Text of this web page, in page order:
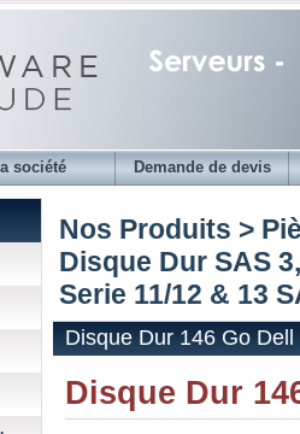
société Demande de devis
Nos Produits >
Disque Dur SAS
Serie 11/12 & 13
Disque Dur 146 Go
Disque Dur